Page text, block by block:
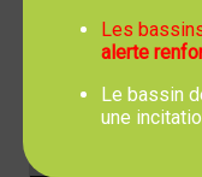
Les
alerte
Le bassin
une